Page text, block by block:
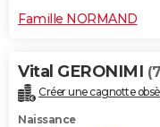
Famille NORMAND
Vital GERONIMI
Créer une cagnotte
Naissance